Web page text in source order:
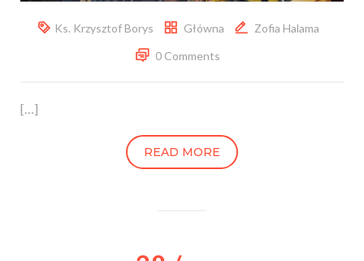
Ks. Krzysztof Borys Główna
Zofia Halama
0 Comments
[…]
READ MORE